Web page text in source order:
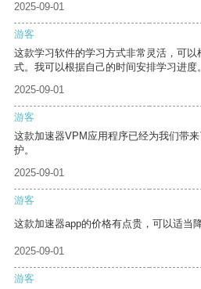
2025-09-01
游客
这款学习软件的学习方式非常灵活，可
式。我可以根据自己的时间安排学习进度。
2025-09-01
游客
这款加速器VPM应用程序已经为我们带
护。
2025-09-01
游客
这款加速器app的价格有点贵，可以适当
2025-09-01
游客